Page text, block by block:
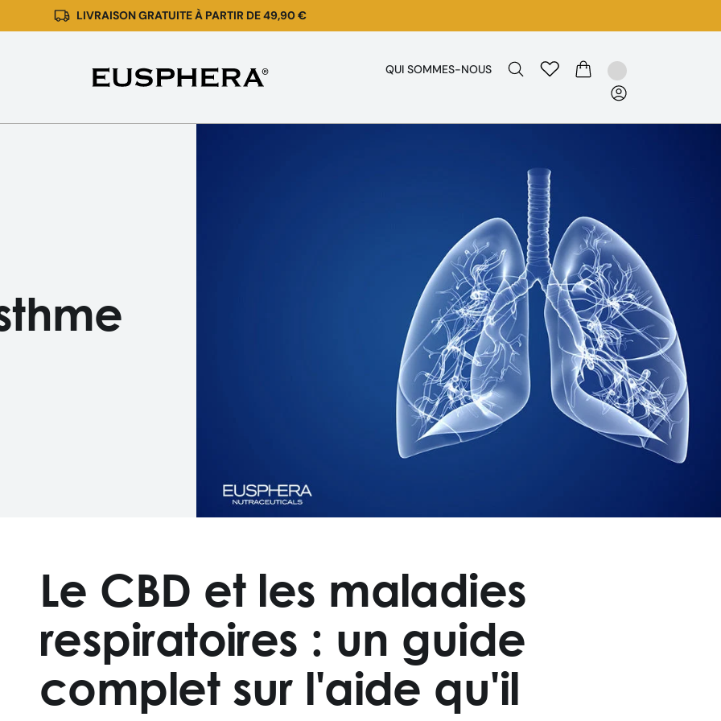
LIVRAISON GRATUITE À PARTIR DE 49,90 €
CBD
QUI SOMMES-NOUS
Le CBD et les maladies
respiratoires : un guide
complet sur l'aide qu'il